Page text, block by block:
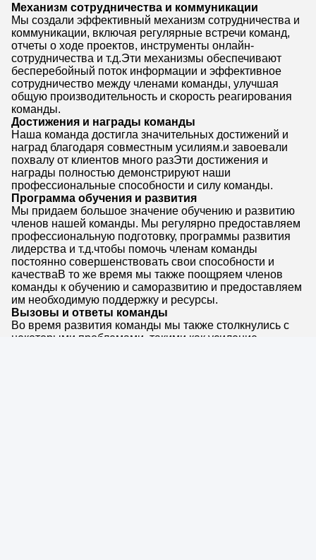
Механизм сотрудничества и коммуникации
Мы создали эффективный механизм сотрудничества и
коммуникации, включая регулярные встречи команд,
отчеты о ходе проектов, инструменты онлайн-
сотрудничества и т.д.Эти механизмы обеспечивают
бесперебойный поток информации и эффективное
сотрудничество между членами команды, улучшая
общую производительность и скорость реагирования
команды.
Достижения и награды команды
Наша команда достигла значительных достижений и
наград благодаря совместным усилиям.и завоевали
похвалу от клиентов много разЭти достижения и
награды полностью демонстрируют наши
профессиональные способности и силу команды.
Программа обучения и развития
Мы придаем большое значение обучению и развитию
членов нашей команды. Мы регулярно предоставляем
профессиональную подготовку, программы развития
лидерства и т.д.чтобы помочь членам команды
постоянно совершенствовать свои способности и
качестваВ то же время мы также поощряем членов
команды к обучению и саморазвитию и предоставляем
им необходимую поддержку и ресурсы.
Вызовы и ответы команды
Во время развития команды мы также столкнулись с
некоторыми проблемами, такими как усиление